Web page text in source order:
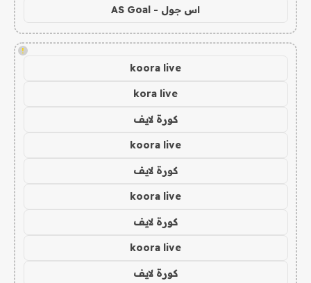
اس جول - AS Goal
!
koora live
kora live
كورة لايف
koora live
كورة لايف
koora live
كورة لايف
koora live
كورة لايف